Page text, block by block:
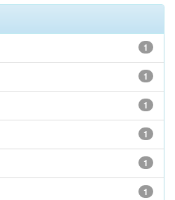
1
1
1
1
1
1